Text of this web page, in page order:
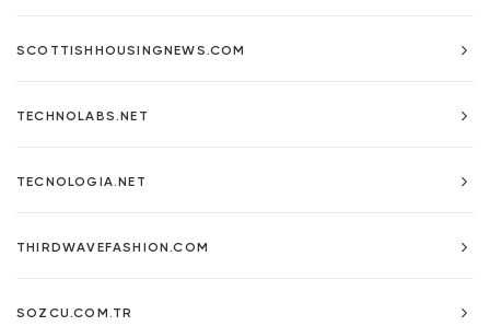
SCOTTISHHOUSINGNEWS.COM
TECHNOLABS.NET
TECNOLOGIA.NET
THIRDWAVEFASHION.COM
SOZCU.COM.TR